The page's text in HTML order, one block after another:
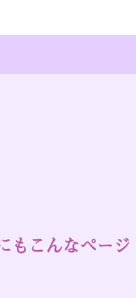
もこんなページ